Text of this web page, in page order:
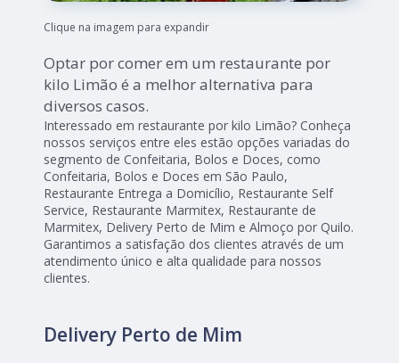
Clique na imagem para expandir
Optar por comer em um restaurante por
kilo Limão é a melhor alternativa para
diversos casos.
Interessado em restaurante por kilo Limão? Conheça
nossos serviços entre eles estão opções variadas do
segmento de Confeitaria, Bolos e Doces, como
Confeitaria, Bolos e Doces em São Paulo,
Restaurante Entrega a Domicílio, Restaurante Self
Service, Restaurante Marmitex, Restaurante de
Marmitex, Delivery Perto de Mim e Almoço por Quilo.
Garantimos a satisfação dos clientes através de um
atendimento único e alta qualidade para nossos
clientes.
Delivery Perto de Mim